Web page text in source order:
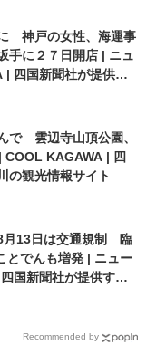
神戸の女性、海運事
に２７日開店 | ニュ
| 四国新聞社が提供す
で 雲辺寺山頂公園、
COOL KAGAWA | 四
の観光情報サイト
月13日は交通規制 臨
とでんも増発 | ニュー
国新聞社が提供する
Recommended by